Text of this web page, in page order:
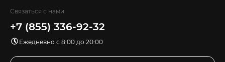
Связаться с нами
+7 (855) 336-92-32
Ежедневно с 8:00 до 20:00